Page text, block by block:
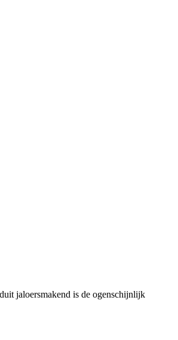
jaloersmakend is de ogenschijnlijk